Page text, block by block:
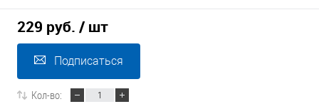
229 руб. / шт
Подписаться
Кол-во: